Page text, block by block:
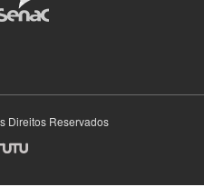
Direitos Reservados